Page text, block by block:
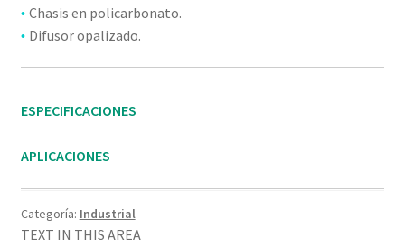
• Chasis en policarbonato.
• Difusor opalizado.
ESPECIFICACIONES
APLICACIONES
Categoría: Industrial
TEXT IN THIS AREA